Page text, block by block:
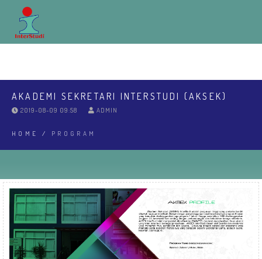
AKADEMI SEKRETARI INTERSTUDI (AKSEK)
2019-08-09 09:58 ADMIN
HOME / PROGRAM